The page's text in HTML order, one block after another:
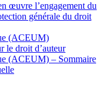
œuvre l’engagement du
générale du droit
(ACEUM)
le droit d’auteur
(ACEUM) – Sommaire